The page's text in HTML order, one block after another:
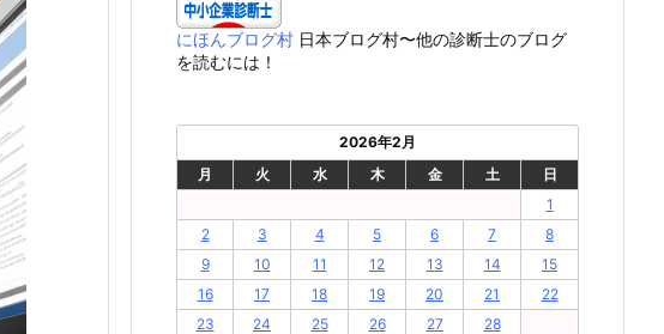
にほんブログ村 日本ブログ村〜他の診断士のブログ
を読むには！
2026年2月
月
火 水 木 金 土
日
1
2
3 4 5 6 7
8
9
10 11 12 13 14
15
16
17 18 19 20 21
22
23
24 25 26 27
28